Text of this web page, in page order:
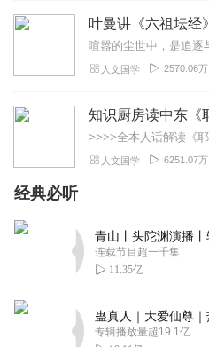
人文国学 2570.06万
人文国学 6251.07万
经典必听
连载节目超一千集
11.35亿
专辑播放量超19.1亿